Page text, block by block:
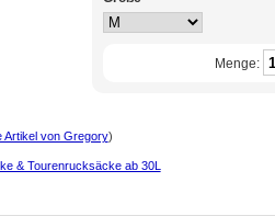
Menge:
Artikel von Gregory)
& Tourenrucksäcke ab 30L